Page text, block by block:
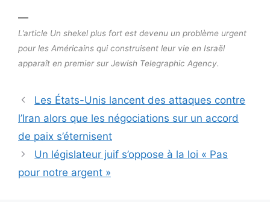
—
L’article Un shekel plus fort est devenu un problème urgent
pour les Américains qui construisent leur vie en Israël
apparaît en premier sur Jewish Telegraphic Agency.
Les États-Unis lancent des attaques contre
l’Iran alors que les négociations sur un accord
de paix s’éternisent
Un législateur juif s’oppose à la loi « Pas
pour notre argent »